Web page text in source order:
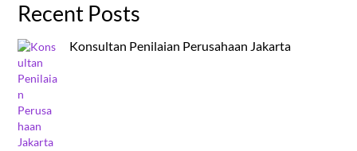
Recent Posts
Konsultan Penilaian Perusahaan Jakarta